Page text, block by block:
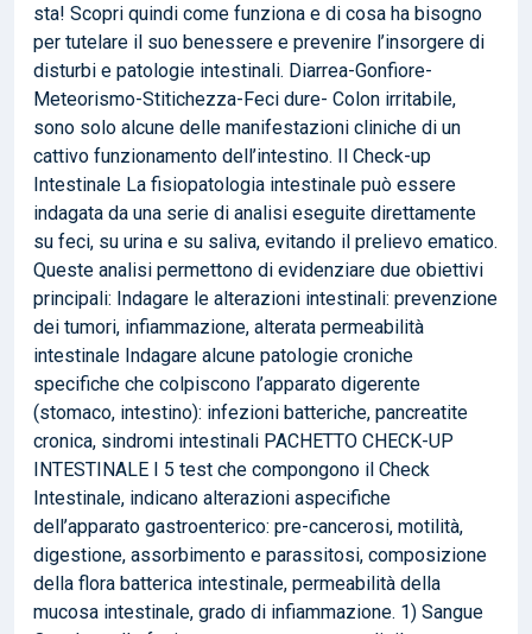
sta! Scopri quindi come funziona e di cosa ha bisogno
per tutelare il suo benessere e prevenire l’insorgere di
disturbi e patologie intestinali. Diarrea-Gonfiore-
Meteorismo-Stitichezza-Feci dure- Colon irritabile,
sono solo alcune delle manifestazioni cliniche di un
cattivo funzionamento dell’intestino. Il Check-up
Intestinale La fisiopatologia intestinale può essere
indagata da una serie di analisi eseguite direttamente
su feci, su urina e su saliva, evitando il prelievo ematico.
Queste analisi permettono di evidenziare due obiettivi
principali: Indagare le alterazioni intestinali: prevenzione
dei tumori, infiammazione, alterata permeabilità
intestinale Indagare alcune patologie croniche
specifiche che colpiscono l’apparato digerente
(stomaco, intestino): infezioni batteriche, pancreatite
cronica, sindromi intestinali PACHETTO CHECK-UP
INTESTINALE I 5 test che compongono il Check
Intestinale, indicano alterazioni aspecifiche
dell’apparato gastroenterico: pre-cancerosi, motilità,
digestione, assorbimento e parassitosi, composizione
della flora batterica intestinale, permeabilità della
mucosa intestinale, grado di infiammazione. 1) Sangue